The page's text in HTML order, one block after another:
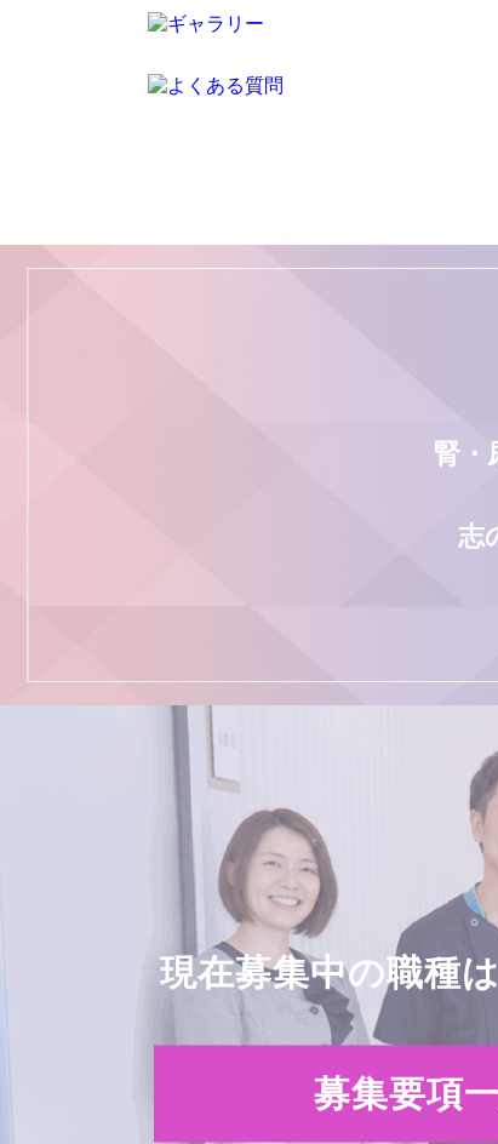
腎・
志
現在募集中の職種
募集要項